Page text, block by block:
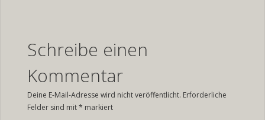
Schreibe einen
Kommentar
Deine E-Mail-Adresse wird nicht veröffentlicht. Erforderliche
Felder sind mit* markiert